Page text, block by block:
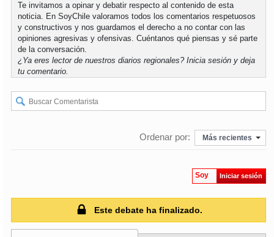
soychiloé
Te invitamos a opinar y debatir respecto al contenido de esta
noticia. En SoyChile valoramos todos los comentarios respetuosos
y constructivos y nos guardamos el derecho a no contar con las
opiniones agresivas y ofensivas. Cuéntanos qué piensas y sé parte
de la conversación.
¿Ya eres lector de nuestros diarios regionales?Inicia sesión y deja
tu comentario.
Ordenar por: Más recientes
Soy Iniciar sesión
Este debate ha finalizado.